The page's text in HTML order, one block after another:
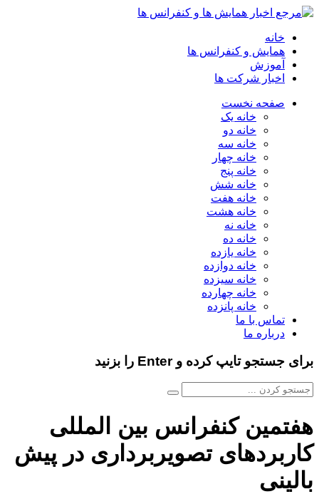
خانه
همایش و کنفرانس ها
آموزش
اخبار شرکت ها
صفحه نخست
خانه یک
خانه دو
خانه سه
خانه چهار
خانه پنج
خانه شش
خانه هفت
خانه هشت
خانه نه
خانه ده
خانه یازده
خانه دوازده
خانه سیزده
خانه چهارده
خانه پانزده
تماس با ما
درباره ما
برای جستجو تایپ کرده و Enter را بزنید
هفتمین کنفرانس بین المللی
کاربردهای تصویربرداری در پیش
بالینی